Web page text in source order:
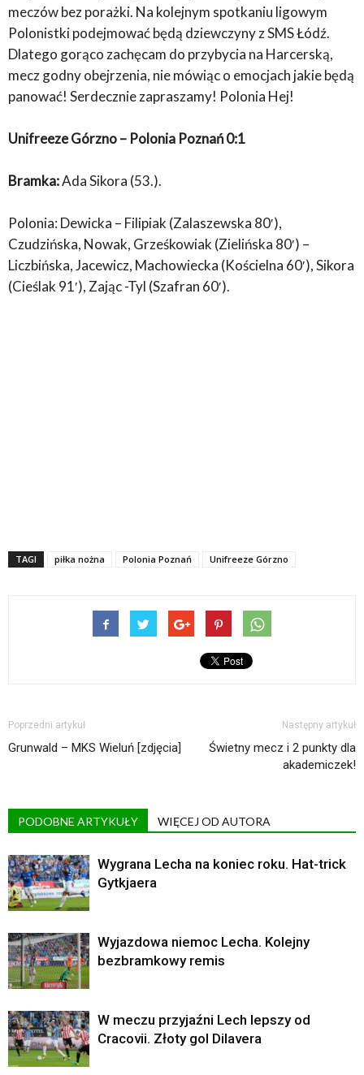
meczów bez porażki. Na kolejnym spotkaniu ligowym
Polonistki podejmować będą dziewczyny z SMS Łódź.
Dlatego gorąco zachęcam do przybycia na Harcerską,
mecz godny obejrzenia, nie mówiąc o emocjach jakie będą
panować! Serdecznie zapraszamy! Polonia Hej!
Unifreeze Górzno – Polonia Poznań 0:1
Bramka:Ada Sikora (53.).
Polonia: Dewicka – Filipiak (Zalaszewska 80′),
Czudzińska, Nowak, Grześkowiak (Zielińska 80′) –
Liczbińska, Jacewicz, Machowiecka (Kościelna 60′), Sikora
(Cieślak 91′), Zając -Tyl (Szafran 60′).
TAGI piłka nożna Polonia Poznań Unifreeze Górzno
Poprzedni artykuł
Grunwald – MKS Wieluń [zdjęcia]
Następny artykuł
Świetny mecz i 2 punkty dla
akademiczek!
PODOBNE ARTYKUŁY WIĘCEJ OD AUTORA
Wygrana Lecha na koniec roku. Hat-trick
Gytkjaera
Wyjazdowa niemoc Lecha. Kolejny
bezbramkowy remis
W meczu przyjaźni Lech lepszy od
Cracovii. Złoty gol Dilavera